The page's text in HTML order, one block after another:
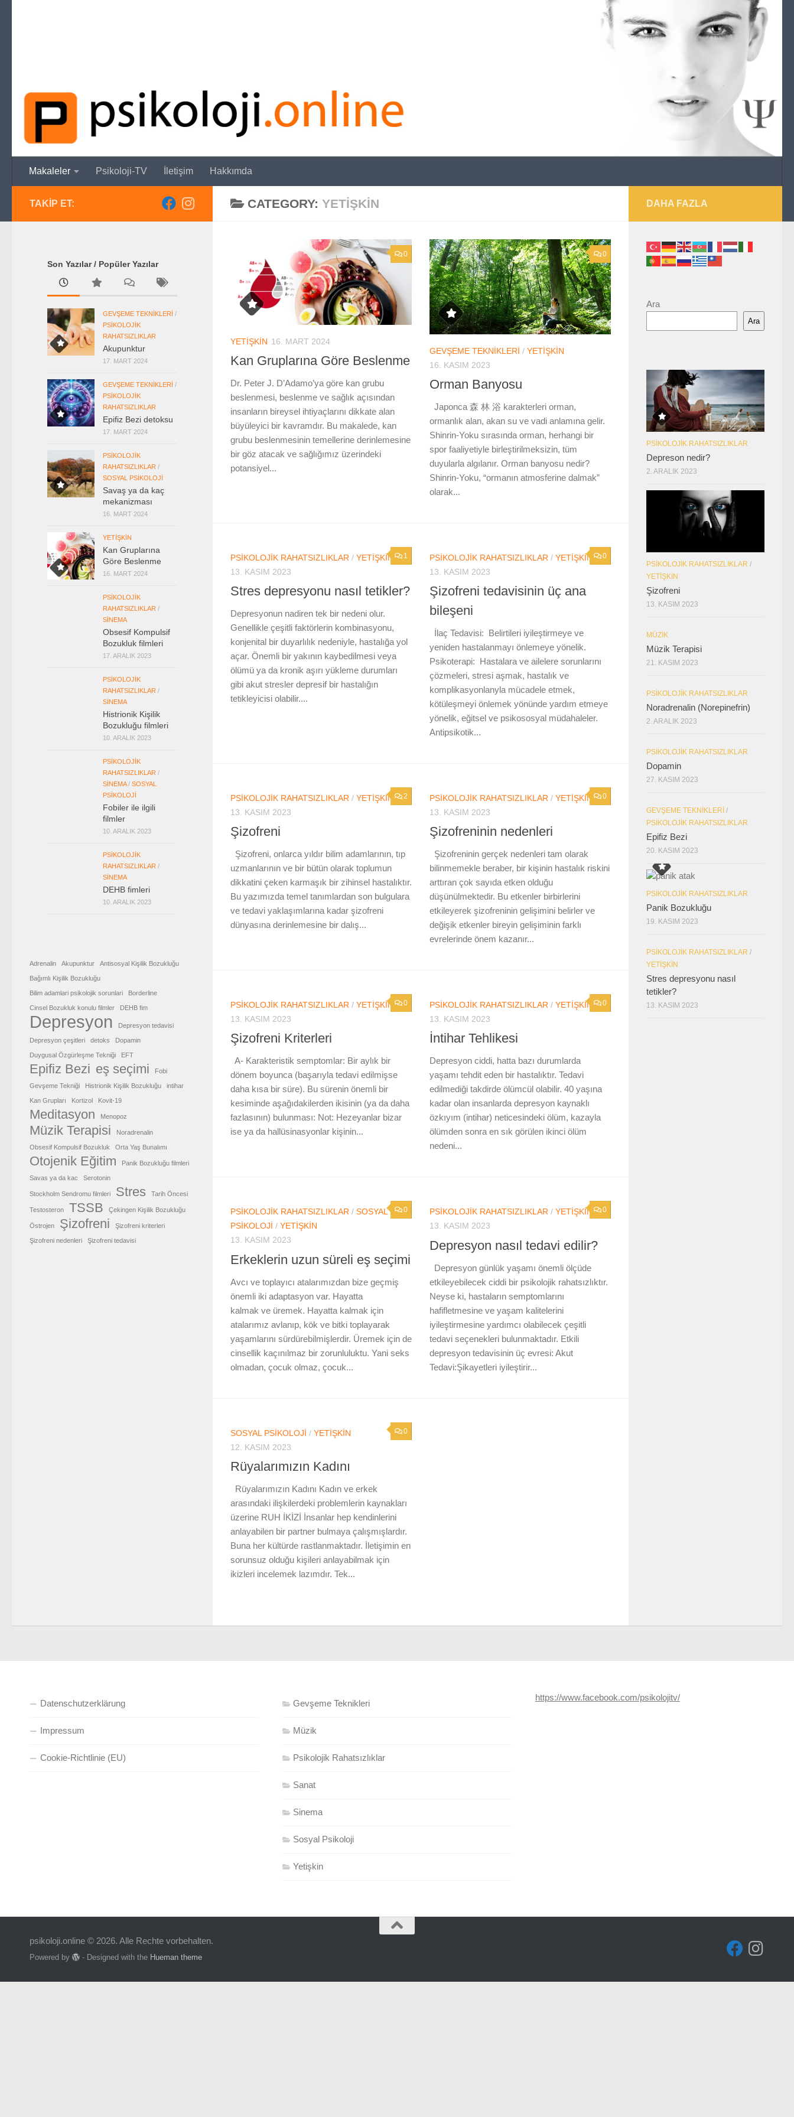
Makaleler Psikoloji-TV İletişim Hakkımda
CATEGORY: YETIŞKIN
0
YETIŞKIN 16. MART 2024
Kan Gruplarına Göre Beslenme
Dr. Peter J. D’Adamo’ya göre kan grubu
beslenmesi, beslenme ve sağlık açısından
insanların bireysel ihtiyaçlarını dikkate alan
büyüleyici bir kavramdır. Bu makalede, kan
grubu beslenmesinin temellerine derinlemesine
bir göz atacak ve sağlığımız üzerindeki
potansiyel...
0
GEVŞEME TEKNIKLERI / YETIŞKIN
16. KASIM 2023
Orman Banyosu
Japonca 森 林 浴 karakterleri orman,
ormanlık alan, akan su ve vadi anlamına gelir.
Shinrin-Yoku sırasında orman, herhangi bir
spor faaliyetiyle birleştirilmeksizin, tüm
duyularla algılanır. Orman banyosu nedir?
Shinrin-Yoku, “ormanın atmosferine dalmak”
olarak...
1
PSIKOLOJIK RAHATSIZLIKLAR / YETIŞKIN
13. KASIM 2023
Stres depresyonu nasıl tetikler?
Depresyonun nadiren tek bir nedeni olur.
Genellikle çeşitli faktörlerin kombinasyonu,
konjenital bir duyarlılık nedeniyle, hastalığa yol
açar. Önemli bir yakının kaybedilmesi veya
ölümü ya da kronik aşırı yükleme durumları
gibi akut stresler depresif bir hastalığın
tetikleyicisi olabilir....
0
PSIKOLOJIK RAHATSIZLIKLAR / YETIŞKIN
13. KASIM 2023
Şizofreni tedavisinin üç ana
bileşeni
İlaç Tedavisi: Belirtileri iyileştirmeye ve
yeniden hastalanmayı önlemeye yönelik.
Psikoterapi: Hastalara ve ailelere sorunlarını
çözmeleri, stresi aşmak, hastalık ve
komplikasyonlanyla mücadele etmek,
kötüleşmeyi önlemek yönünde yardım etmeye
yönelik, eğitsel ve psikososyal müdahaleler.
Antipsikotik...
2
PSIKOLOJIK RAHATSIZLIKLAR / YETIŞKIN
13. KASIM 2023
Şizofreni
Şizofreni, onlarca yıldır bilim adamlarının, tıp
uzmanlarının ve bir bütün olarak toplumun
dikkatini çeken karmaşık bir zihinsel hastalıktır.
Bu yazımızda temel tanımlardan son bulgulara
ve tedavi yaklaşımlarına kadar şizofreni
dünyasına derinlemesine bir dalış...
0
PSIKOLOJIK RAHATSIZLIKLAR / YETIŞKIN
13. KASIM 2023
Şizofreninin nedenleri
Şizofreninin gerçek nedenleri tam olarak
bilinmemekle beraber, bir kişinin hastalık riskini
arttıran çok sayıda etken olduğu
düşünülmektedir. Bu etkenler birbirlerini
etkileyerek şizofreninin gelişimini belirler ve
değişik etkenler bireyin gelişiminin farklı
evrelerinde önem kazanır...
0
PSIKOLOJIK RAHATSIZLIKLAR / YETIŞKIN
13. KASIM 2023
Şizofreni Kriterleri
A- Karakteristik semptomlar: Bir aylık bir
dönem boyunca (başarıyla tedavi edilmişse
daha kısa bir süre). Bu sürenin önemli bir
kesiminde aşağıdakilerden ikisinin (ya da daha
fazlasının) bulunması: Not: Hezeyanlar bizar
ise ya da hallüsinasyonlar kişinin...
0
PSIKOLOJIK RAHATSIZLIKLAR / YETIŞKIN
13. KASIM 2023
İntihar Tehlikesi
Depresyon ciddi, hatta bazı durumlarda
yaşamı tehdit eden bir hastalıktır. Tedavi
edilmediği takdirde ölümcül olabilir. 40 yaşına
kadar olan insanlarda depresyon kaynaklı
özkıyım (intihar) neticesindeki ölüm, kazayla
ölümden sonra en sık görülen ikinci ölüm
nedeni...
0
PSIKOLOJIK RAHATSIZLIKLAR / SOSYAL
PSIKOLOJI / YETIŞKIN
13. KASIM 2023
Erkeklerin uzun süreli eş seçimi
Avcı ve toplayıcı atalarımızdan bize geçmiş
önemli iki adaptasyon var. Hayatta
kalmak ve üremek. Hayatta kalmak için
atalarımız avlanıp, kök ve bitki toplayarak
yaşamlarını sürdürebilmişlerdir. Üremek için de
cinsellik kaçınılmaz bir zorunluluktu. Yani seks
olmadan, çocuk olmaz, çocuk...
0
PSIKOLOJIK RAHATSIZLIKLAR / YETIŞKIN
13. KASIM 2023
Depresyon nasıl tedavi edilir?
Depresyon günlük yaşamı önemli ölçüde
etkileyebilecek ciddi bir psikolojik rahatsızlıktır.
Neyse ki, hastaların semptomlarını
hafifletmesine ve yaşam kalitelerini
iyileştirmesine yardımcı olabilecek çeşitli
tedavi seçenekleri bulunmaktadır. Etkili
depresyon tedavisinin üç evresi: Akut
Tedavi:Şikayetleri iyileştirir...
0
SOSYAL PSIKOLOJI / YETIŞKIN
12. KASIM 2023
Rüyalarımızın Kadını
Rüyalarımızın Kadını Kadın ve erkek
arasındaki ilişkilerdeki problemlerin kaynakları
üzerine RUH İKİZİ İnsanlar hep kendinlerini
anlayabilen bir partner bulmaya çalışmışlardır.
Buna her kültürde rastlanmaktadır. İletişimin en
sorunsuz olduğu kişileri anlayabilmak için
ikizleri incelemek lazımdır. Tek...
TAKIP ET:
Son Yazılar / Popüler Yazılar
GEVŞEME TEKNIKLERI /
PSIKOLOJIK
RAHATSIZLIKLAR
Akupunktur
17. MART 2024
GEVŞEME TEKNIKLERI /
PSIKOLOJIK
RAHATSIZLIKLAR
Epifiz Bezi detoksu
17. MART 2024
PSIKOLOJIK
RAHATSIZLIKLAR /
SOSYAL PSIKOLOJI
Savaş ya da kaç
mekanizması
16. MART 2024
YETIŞKIN
Kan Gruplarına
Göre Beslenme
16. MART 2024
PSIKOLOJIK
RAHATSIZLIKLAR /
SINEMA
Obsesif Kompulsif
Bozukluk filmleri
17. ARALIK 2023
PSIKOLOJIK
RAHATSIZLIKLAR /
SINEMA
Histrionik Kişilik
Bozukluğu filmleri
10. ARALIK 2023
PSIKOLOJIK
RAHATSIZLIKLAR /
SINEMA/ SOSYAL
PSIKOLOJI
Fobiler ile ilgili
filmler
10. ARALIK 2023
PSIKOLOJIK
RAHATSIZLIKLAR /
SINEMA
DEHB fimleri
10. ARALIK 2023
Adrenalin Akupunktur Antisosyal Kişilik Bozukluğu
Bağımlı Kişilik Bozukluğu
Bilim adamlari psikolojik sorunlari Borderline
Cinsel Bozukluk konulu filmler DEHB fim
Depresyon Depresyon tedavisi
Depresyon çeşitleri detoks Dopamin
Duygusal Özgürleşme Tekniği EFT
Epifiz Bezi eş seçimi Fobi
Gevşeme Tekniği Histrionik Kişilik Bozukluğu intihar
Kan Grupları Kortizol Kovit-19
Meditasyon Menopoz
Müzik Terapisi Noradrenalin
Obsesif Kompulsif Bozukluk Orta Yaş Bunalımı
Otojenik Eğitim Panik Bozukluğu filmleri
Savas ya da kac Serotonin
Stockholm Sendromu filmleri Stres Tarih Öncesi
Testosteron TSSB Çekingen Kişilik Bozukluğu
Östrojen Şizofreni Şizofreni kriterleri
Şizofreni nedenleri Şizofreni tedavisi
DAHA FAZLA
Ara
Ara
PSIKOLOJIK RAHATSIZLIKLAR
Depreson nedir?
2. ARALIK 2023
PSIKOLOJIK RAHATSIZLIKLAR /
YETIŞKIN
Şizofreni
13. KASIM 2023
MÜZIK
Müzik Terapisi
21. KASIM 2023
PSIKOLOJIK RAHATSIZLIKLAR
Noradrenalin (Norepinefrin)
2. ARALIK 2023
PSIKOLOJIK RAHATSIZLIKLAR
Dopamin
27. KASIM 2023
GEVŞEME TEKNIKLERI /
PSIKOLOJIK RAHATSIZLIKLAR
Epifiz Bezi
20. KASIM 2023
PSIKOLOJIK RAHATSIZLIKLAR
Panik Bozukluğu
19. KASIM 2023
PSIKOLOJIK RAHATSIZLIKLAR /
YETIŞKIN
Stres depresyonu nasıl
tetikler?
13. KASIM 2023
Datenschutzerklärung
Impressum
Cookie-Richtlinie (EU)
Gevşeme Teknikleri
Müzik
Psikolojik Rahatsızlıklar
Sanat
Sinema
Sosyal Psikoloji
Yetişkin
https://www.facebook.com/psikolojitv/
psikoloji.online © 2026. Alle Rechte vorbehalten.
Powered by - Designed with the Hueman theme